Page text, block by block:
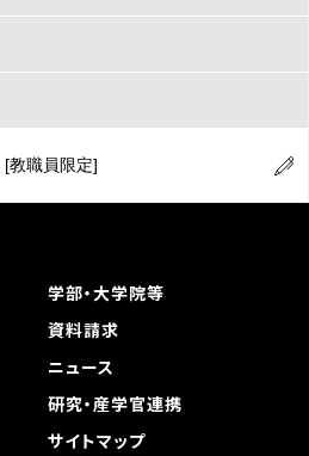
[教職員限定]
学部・大学院等
資料請求
ニュース
研究・産学官連携
サイトマップ